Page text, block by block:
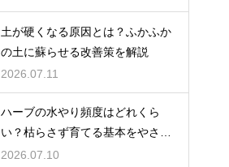
土が硬くなる原因とは？ふかふか
の土に蘇らせる改善策を解説
2026.07.11
ハーブの水やり頻度はどれくら
い？枯らさず育てる基本をやさし
く紹介
2026.07.10